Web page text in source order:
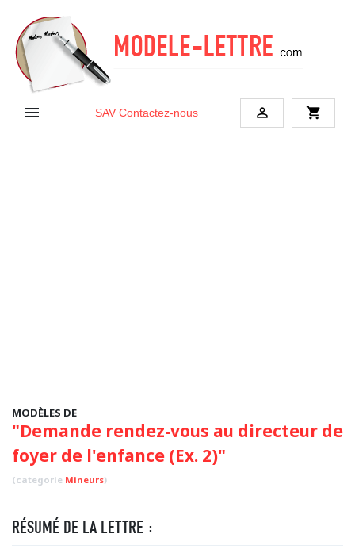
 SAV Contactez-nous  shopping_cart
MODÈLES DE
"Demande rendez-vous au directeur de
foyer de l'enfance (Ex. 2)"
(categorie Mineurs)
RÉSUMÉ DE LA LETTRE :